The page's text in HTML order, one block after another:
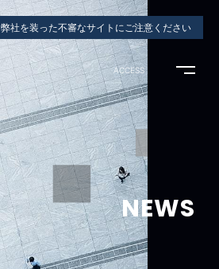
弊社を装った不審なサイトにご注意ください
ACCESS
NEWS